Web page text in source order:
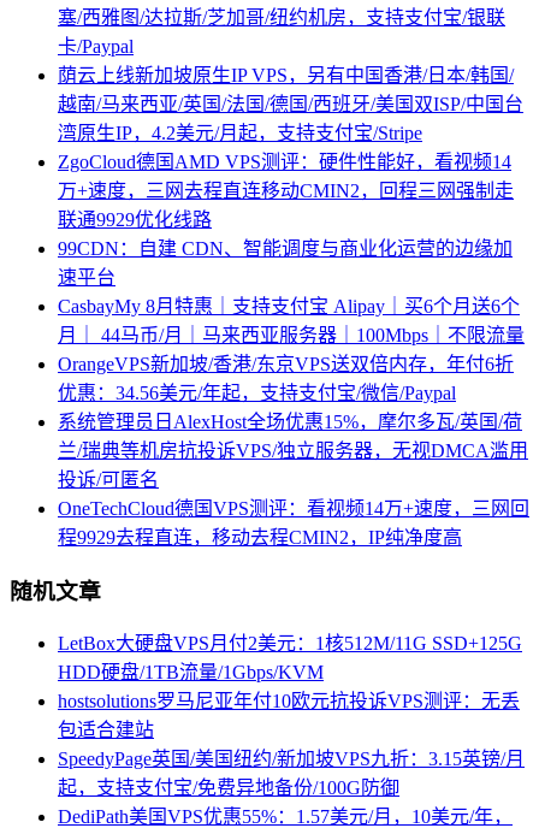
塞/西雅图/达拉斯/芝加哥/纽约机房，支持支付宝/银联
卡/Paypal
荫云上线新加坡原生IP VPS，另有中国香港/日本/韩国/
越南/马来西亚/英国/法国/德国/西班牙/美国双ISP/中国台
湾原生IP，4.2美元/月起，支持支付宝/Stripe
ZgoCloud德国AMD VPS测评：硬件性能好，看视频14
万+速度，三网去程直连移动CMIN2，回程三网强制走
联通9929优化线路
99CDN：自建 CDN、智能调度与商业化运营的边缘加
速平台
CasbayMy 8月特惠｜支持支付宝 Alipay｜买6个月送6个
月｜ 44马币/月｜马来西亚服务器｜100Mbps｜不限流量
OrangeVPS新加坡/香港/东京VPS送双倍内存，年付6折
优惠：34.56美元/年起，支持支付宝/微信/Paypal
系统管理员日AlexHost全场优惠15%，摩尔多瓦/英国/荷
兰/瑞典等机房抗投诉VPS/独立服务器，无视DMCA滥用
投诉/可匿名
OneTechCloud德国VPS测评：看视频14万+速度，三网回
程9929去程直连，移动去程CMIN2，IP纯净度高
随机文章
LetBox大硬盘VPS月付2美元：1核512M/11G SSD+125G
HDD硬盘/1TB流量/1Gbps/KVM
hostsolutions罗马尼亚年付10欧元抗投诉VPS测评：无丢
包适合建站
SpeedyPage英国/美国纽约/新加坡VPS九折：3.15英镑/月
起，支持支付宝/免费异地备份/100G防御
DediPath美国VPS优惠55%：1.57美元/月，10美元/年，